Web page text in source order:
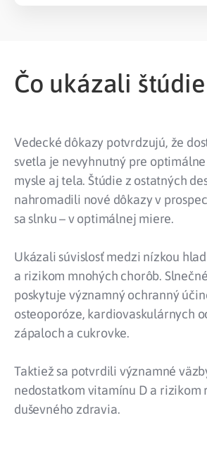
Čo ukázali štúdie
Vedecké dôkazy potvrdzujú, že
svetla je nevyhnutný pre
mysle aj tela. Štúdie z ostatných
nahromadili nové dôkazy v
sa slnku – v optimálnej miere.
Ukázali súvislosť medzi nízkou
a rizikom mnohých chorôb.
poskytuje významný ochranný
osteoporóze, kardiovaskulárnych
zápaloch a cukrovke.
Taktiež sa potvrdili významné
nedostatkom vitamínu D a rizikom
duševného zdravia.